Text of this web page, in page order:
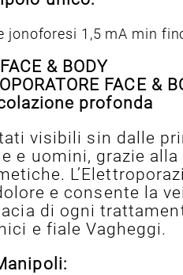
1,5 mA min
& BODY
FACE &
profonda
visibili sin dalle
e uomini, grazie
e consente la
di ogni
e fiale Vagheggi.